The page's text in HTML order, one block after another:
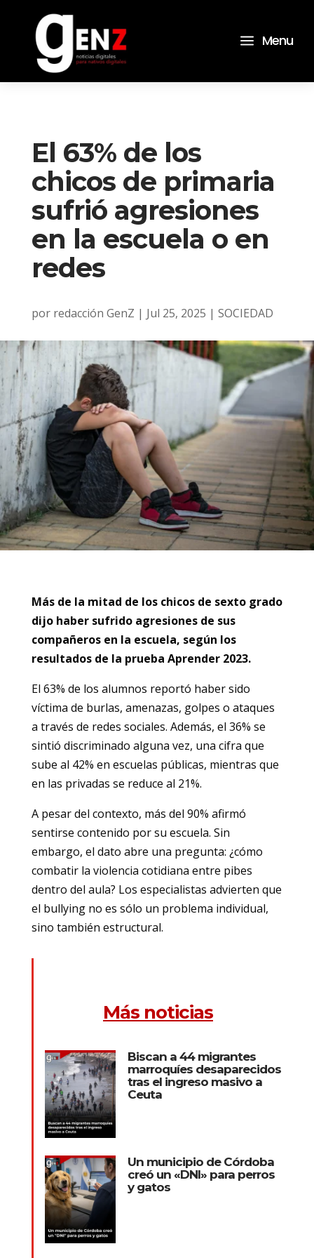
a Menu
El 63% de los
chicos de primaria
sufrió agresiones
en la escuela o en
redes
por redacción GenZ | Jul 25, 2025 | SOCIEDAD
Más de la mitad de los chicos de sexto grado
dijo haber sufrido agresiones de sus
compañeros en la escuela, según los
resultados de la prueba Aprender 2023.
El 63% de los alumnos reportó haber sido
víctima de burlas, amenazas, golpes o ataques
a través de redes sociales. Además, el 36% se
sintió discriminado alguna vez, una cifra que
sube al 42% en escuelas públicas, mientras que
en las privadas se reduce al 21%.
A pesar del contexto, más del 90% afirmó
sentirse contenido por su escuela. Sin
embargo, el dato abre una pregunta: ¿cómo
combatir la violencia cotidiana entre pibes
dentro del aula? Los especialistas advierten que
el bullying no es sólo un problema individual,
sino también estructural.
Más noticias
Biscan a 44 migrantes
marroquíes desaparecidos
tras el ingreso masivo a
Ceuta
Un municipio de Córdoba
creó un «DNI» para perros
y gatos